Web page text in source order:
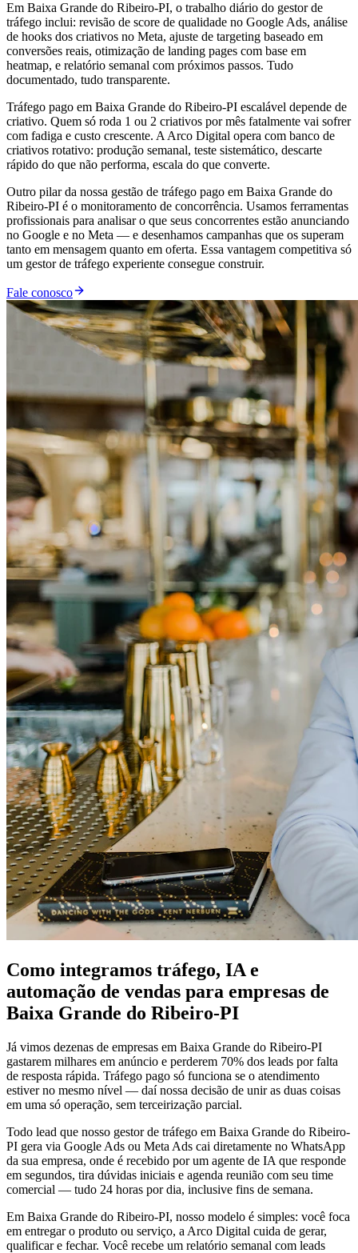
Em Baixa Grande do Ribeiro-PI, o trabalho diário do gestor de
tráfego inclui: revisão de score de qualidade no Google Ads, análise
de hooks dos criativos no Meta, ajuste de targeting baseado em
conversões reais, otimização de landing pages com base em
heatmap, e relatório semanal com próximos passos. Tudo
documentado, tudo transparente.
Tráfego pago em Baixa Grande do Ribeiro-PI escalável depende de
criativo. Quem só roda 1 ou 2 criativos por mês fatalmente vai sofrer
com fadiga e custo crescente. A Arco Digital opera com banco de
criativos rotativo: produção semanal, teste sistemático, descarte
rápido do que não performa, escala do que converte.
Outro pilar da nossa gestão de tráfego pago em Baixa Grande do
Ribeiro-PI é o monitoramento de concorrência. Usamos ferramentas
profissionais para analisar o que seus concorrentes estão anunciando
no Google e no Meta — e desenhamos campanhas que os superam
tanto em mensagem quanto em oferta. Essa vantagem competitiva só
um gestor de tráfego experiente consegue construir.
Fale conosco
Como integramos tráfego, IA e
automação de vendas para empresas de
Baixa Grande do Ribeiro-PI
Já vimos dezenas de empresas em Baixa Grande do Ribeiro-PI
gastarem milhares em anúncio e perderem 70% dos leads por falta
de resposta rápida. Tráfego pago só funciona se o atendimento
estiver no mesmo nível — daí nossa decisão de unir as duas coisas
em uma só operação, sem terceirização parcial.
Todo lead que nosso gestor de tráfego em Baixa Grande do Ribeiro-
PI gera via Google Ads ou Meta Ads cai diretamente no WhatsApp
da sua empresa, onde é recebido por um agente de IA que responde
em segundos, tira dúvidas iniciais e agenda reunião com seu time
comercial — tudo 24 horas por dia, inclusive fins de semana.
Em Baixa Grande do Ribeiro-PI, nosso modelo é simples: você foca
em entregar o produto ou serviço, a Arco Digital cuida de gerar,
qualificar e fechar. Você recebe um relatório semanal com leads